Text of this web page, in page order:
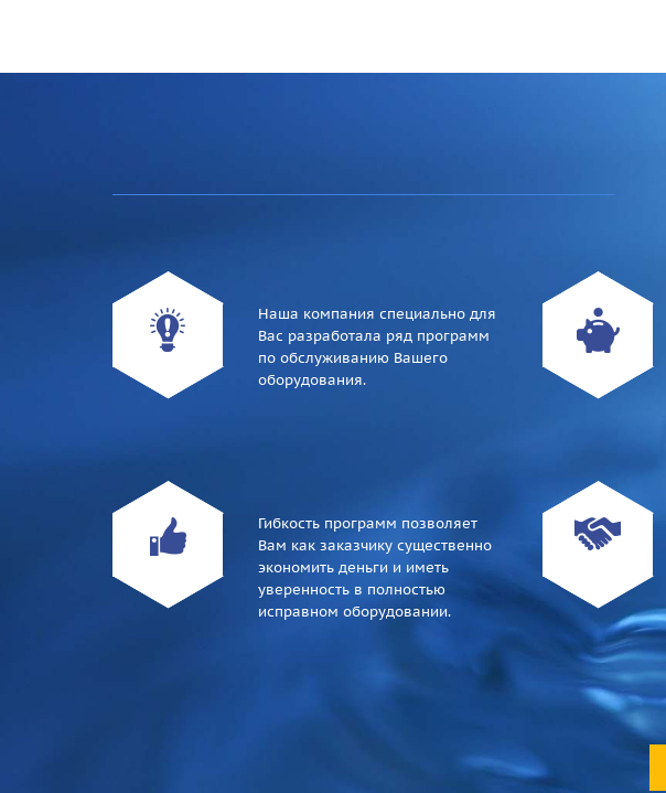
Наша компания специально для
Вас разработала ряд программ
по обслуживанию Вашего
оборудования.
Гибкость программ позволяет
Вам как заказчику существенно
экономить деньги и иметь
уверенность в полностью
исправном оборудовании.